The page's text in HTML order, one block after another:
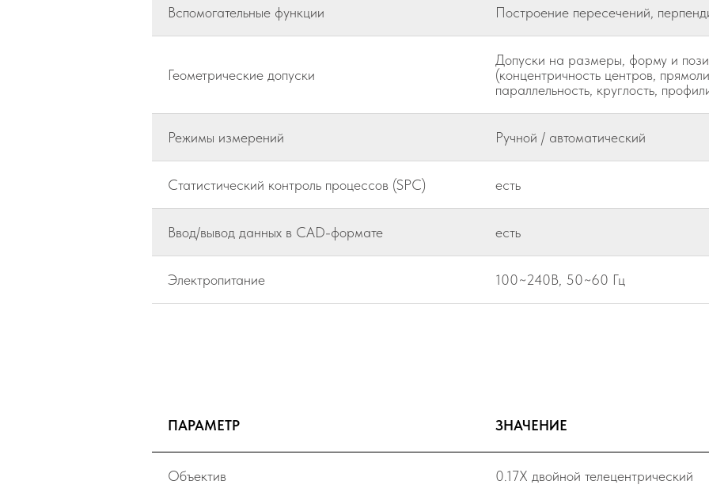
Вспомогательные функции Построение пересечений,
Геометрические допуски
Допуски на размеры, форму и
(концентричность центров,
параллельность, круглость,
Режимы измерений Ручной / автоматический
Статистический контроль процессов (SPC) есть
Ввод/вывод данных в CAD-формате есть
Электропитание 100~240В, 50~60 Гц
ПАРАМЕТР ЗНАЧЕНИЕ
Объектив 0.17X двойной телецентрический